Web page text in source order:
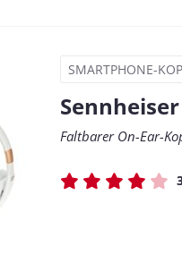
SMARTPHONE-
Faltbarer On-Ear-